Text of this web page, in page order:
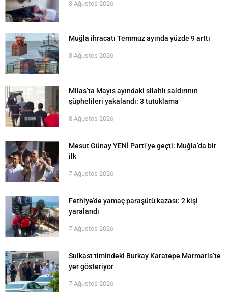
8 Ağustos 2026
Muğla ihracatı Temmuz ayında yüzde 9 arttı
8 Ağustos 2026
Milas’ta Mayıs ayındaki silahlı saldırının
şüphelileri yakalandı: 3 tutuklama
8 Ağustos 2026
Mesut Günay YENİ Parti’ye geçti: Muğla’da bir
ilk
7 Ağustos 2026
Fethiye’de yamaç paraşütü kazası: 2 kişi
yaralandı
7 Ağustos 2026
Suikast timindeki Burkay Karatepe Marmaris’te
yer gösteriyor
7 Ağustos 2026